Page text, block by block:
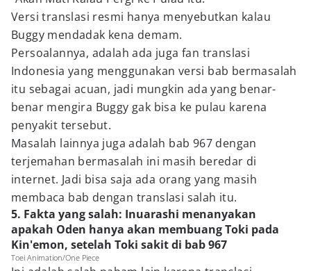
Versi translasi resmi hanya menyebutkan kalau
Buggy mendadak kena demam.
Persoalannya, adalah ada juga fan translasi
Indonesia yang menggunakan versi bab bermasalah
itu sebagai acuan, jadi mungkin ada yang benar-
benar mengira Buggy gak bisa ke pulau karena
penyakit tersebut.
Masalah lainnya juga adalah bab 967 dengan
terjemahan bermasalah ini masih beredar di
internet. Jadi bisa saja ada orang yang masih
membaca bab dengan translasi salah itu.
5. Fakta yang salah: Inuarashi menanyakan
apakah Oden hanya akan membuang Toki pada
Kin'emon, setelah Toki sakit di bab 967
Toei Animation/One Piece